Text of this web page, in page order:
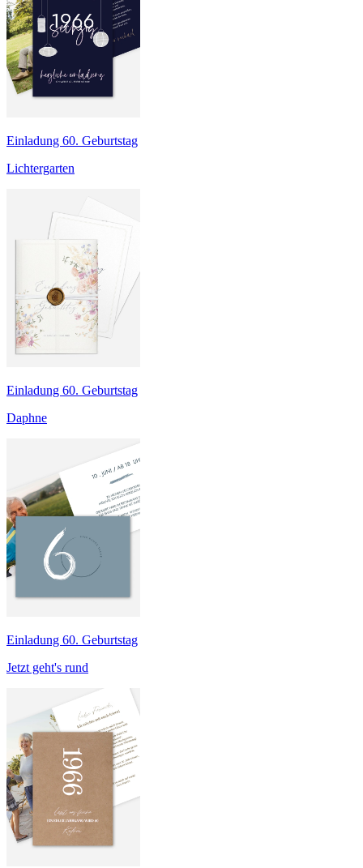
Einladung 60. Geburtstag
Lichtergarten
Einladung 60. Geburtstag
Daphne
Einladung 60. Geburtstag
Jetzt geht's rund